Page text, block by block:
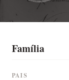
Família
PAIS